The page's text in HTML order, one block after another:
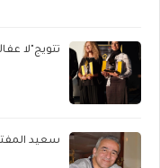
تتويج"لا
سعيد